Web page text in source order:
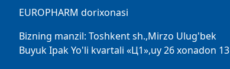
EUROPHARM dorixonasi
Bizning manzil: Toshkent sh.,Mirzo Ulug'bek
Buyuk Ipak Yo'li kvartali «Ц1»,uy 26 xonadon 13